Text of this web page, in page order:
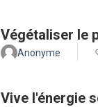
Végétaliser le
Anonyme
Vive l'énergie